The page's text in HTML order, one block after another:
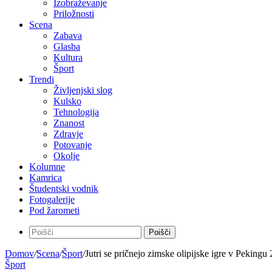
Izobraževanje
Priložnosti
Scena
Zabava
Glasba
Kultura
Šport
Trendi
Življenjski slog
Kulsko
Tehnologija
Znanost
Zdravje
Potovanje
Okolje
Kolumne
Kamrica
Študentski vodnik
Fotogalerije
Pod žarometi
Poišči
Domov/Scena/Šport/Jutri se pričnejo zimske olipijske igre v Pekingu
Šport